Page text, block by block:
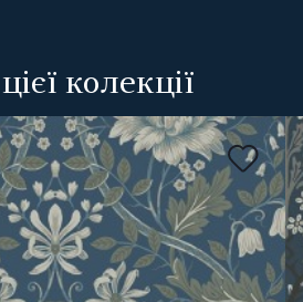
колекції